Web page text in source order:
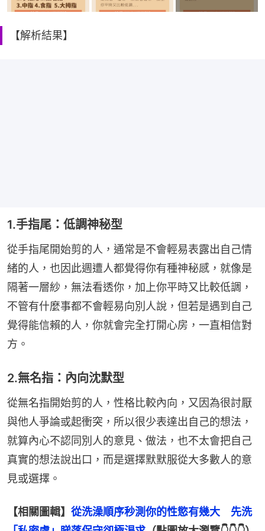
【解析結果】
1.手指尾：低調神秘型
從手指尾開始剪的人，通常是不會輕易表露出自己情
緒的人，也因此週遭人都覺得你有種神秘感，就像是
隔著一層紗，無法看透你，加上你平時又比較低調，
不管有什麼事都不會輕易向別人說，但若是遇到自己
覺得能信賴的人，你就會完全打開心房，一直相信對
方。
2.無名指：內向沈默型
從無名指開始剪的人，性格比較內向，又因為很討厭
與他人爭論或起衝突，所以很少表達出自己的想法，
就算內心不認同別人的意見、做法，也不太會把自己
真實的想法說出口，而是選擇默默服從大多數人的意
見或選擇。
【相關圖輯】 從洗澡順序秒測你的性慾有幾大　先洗